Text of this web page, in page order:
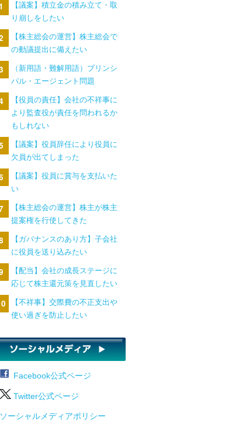
【議案】積立金の積み立て・取
り崩しをしたい
【株主総会の運営】株主総会で
の動議提出に備えたい
（新用語・難解用語）プリンシ
パル・エージェント問題
【役員の責任】会社の不祥事に
より監査役が責任を問われるか
もしれない
【議案】役員辞任により役員に
欠員が出てしまった
【議案】役員に賞与を支払いた
い
【株主総会の運営】株主が株主
提案権を行使してきた
【ガバナンスのあり方】子会社
に役員を送り込みたい
【配当】会社の成長ステージに
応じて株主還元策を見直したい
【不祥事】交際費の不正支出や
使い過ぎを防止したい
Facebook公式ページ
Twitter公式ページ
ソーシャルメディアポリシー